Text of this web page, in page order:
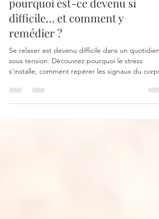
Se relaxer aujourd’hui :
pourquoi est-ce devenu si
difficile… et comment y
remédier ?
Se relaxer est devenu difficile dans un quotidien
s'installe, comment repérer les signaux du corps
et en quoi les outils de relaxation peuvent vous